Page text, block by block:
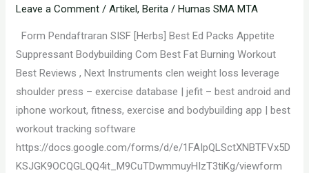
Leave a Comment /Artikel,Berita /Humas SMA MTA
Form Pendaftraran SISF [Herbs] Best Ed Packs Appetite
Suppressant Bodybuilding Com Best Fat Burning Workout
Best Reviews , Next Instruments clen weight loss leverage
shoulder press – exercise database | jefit – best android and
iphone workout, fitness, exercise and bodybuilding app | best
workout tracking software
https://docs.google.com/forms/d/e/1FAIpQLSctXNBTFVx5D
KSJGK9OCQGLQQ4it_M9CuTDwmmuyHIzT3tiKg/viewform
H